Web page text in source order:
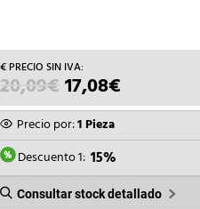
20,09€ EL
PRECIO
ORIGINAL
ERA:
20,09€.
17,08€EL
PRECIO
ES:
Precio por:1 Pieza
Descuento 1: 15%
Consultar stock detallado